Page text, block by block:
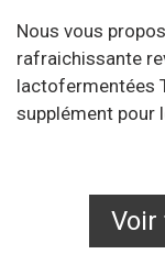
Nous vous
rafraichissante
lactofermentées
supplément pour
Voir